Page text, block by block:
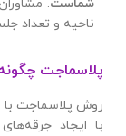
شماست.
ناحیه و تعداد
پلاسماجت
روش پلاسماجت با
با ایجاد